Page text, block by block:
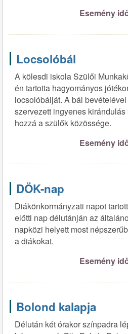
Esemény
Locsolóbál
A kölesdi iskola Szülői
én tartotta hagyományos
locsolóbálját. A bál
szervezett ingyenes
hozzá a szülők közössége.
Esemény
DÖK-nap
Diákönkormányzati napot
előtti nap délutánján az
napközi helyett most
a diákokat.
Esemény
Bolond kalapja
Délután két órakor színpadra